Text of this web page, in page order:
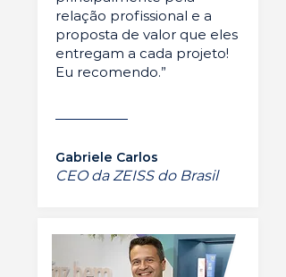
relação profissional e a
proposta de valor que eles
entregam a cada projeto!
Eu recomendo.”
Gabriele Carlos
CEO da ZEISS do Brasil